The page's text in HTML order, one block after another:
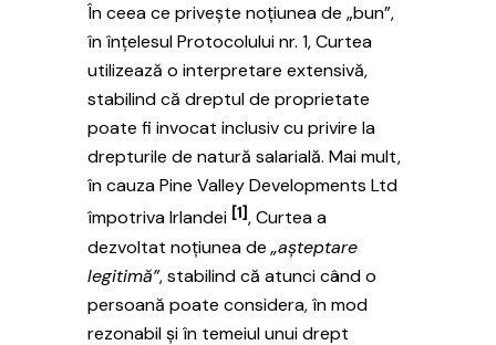
În ceea ce privește noțiunea de „bun”,
în înțelesul Protocolului nr. 1, Curtea
utilizează o interpretare extensivă,
stabilind că dreptul de proprietate
poate fi invocat inclusiv cu privire la
drepturile de natură salarială. Mai mult,
în cauza Pine Valley Developments Ltd
împotriva Irlandei [1], Curtea a
dezvoltat noțiunea de „așteptare
legitimă”, stabilind că atunci când o
persoană poate considera, în mod
rezonabil și în temeiul unui drept